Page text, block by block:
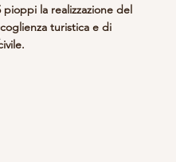
pioppi la realizzazione del
turistica e di